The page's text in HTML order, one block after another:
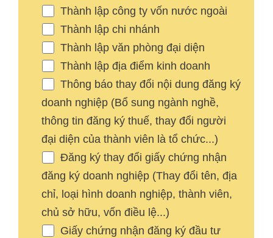
Thành lập công ty vốn nước ngoài
Thành lập chi nhánh
Thành lập văn phòng đại diện
Thành lập địa điểm kinh doanh
Thông báo thay đổi nội dung đăng ký
doanh nghiệp (Bổ sung ngành nghề,
thông tin đăng ký thuế, thay đổi người
đại diện của thành viên là tổ chức...)
Đăng ký thay đổi giấy chứng nhận
đăng ký doanh nghiệp (Thay đổi tên, địa
chỉ, loại hình doanh nghiệp, thành viên,
chủ sở hữu, vốn điều lệ...)
Giấy chứng nhận đăng ký đầu tư